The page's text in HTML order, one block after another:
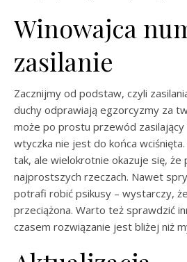
Winowajca
zasilanie
Zacznijmy od podstaw, czyli
duchy odprawiają egzorcyzmy za
może po prostu przewód
wtyczka nie jest do końca
tak, ale wielokrotnie okazuje się, że
najprostszych rzeczach. Nawet
potrafi robić psikusy – wystarczy,
przeciążona. Warto też sprawdzić
czasem rozwiązanie jest bliżej niż